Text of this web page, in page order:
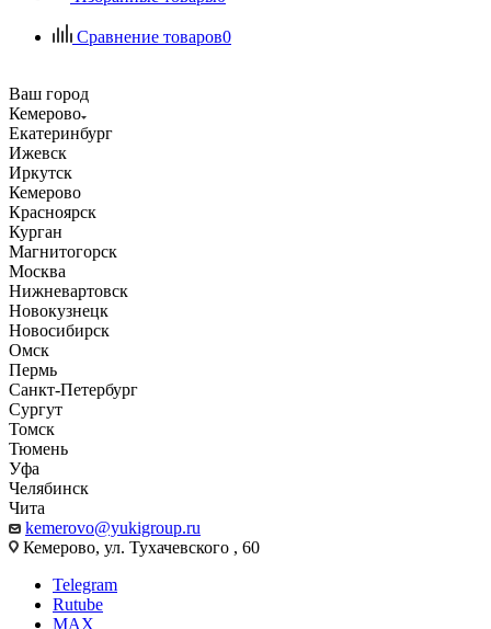
Сравнение товаров0
Ваш город
Кемерово
Екатеринбург
Ижевск
Иркутск
Кемерово
Красноярск
Курган
Магнитогорск
Москва
Нижневартовск
Новокузнецк
Новосибирск
Омск
Пермь
Санкт-Петербург
Сургут
Томск
Тюмень
Уфа
Челябинск
Чита
kemerovo@yukigroup.ru
Кемерово, ул. Тухачевского , 60
Telegram
Rutube
MAX